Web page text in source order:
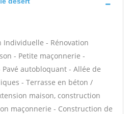
Individuelle - Rénovation
- Petite maçonnerie -
autobloquant - Allée de
- Terrasse en béton /
maison, construction
maçonnerie - Construction de